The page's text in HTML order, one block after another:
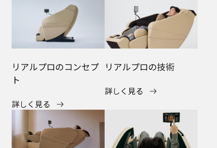
リアルプロのコンセプ
ト
詳しく見る
リアルプロの技術
詳しく見る